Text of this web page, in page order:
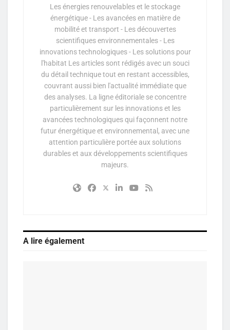
Les énergies renouvelables et le stockage
énergétique - Les avancées en matière de
mobilité et transport - Les découvertes
scientifiques environnementales - Les
innovations technologiques - Les solutions pour
l'habitat Les articles sont rédigés avec un souci
du détail technique tout en restant accessibles,
couvrant aussi bien l'actualité immédiate que
des analyses. La ligne éditoriale se concentre
particulièrement sur les innovations et les
avancées technologiques qui façonnent notre
futur énergétique et environnemental, avec une
attention particulière portée aux solutions
durables et aux développements scientifiques
majeurs.
A lire également